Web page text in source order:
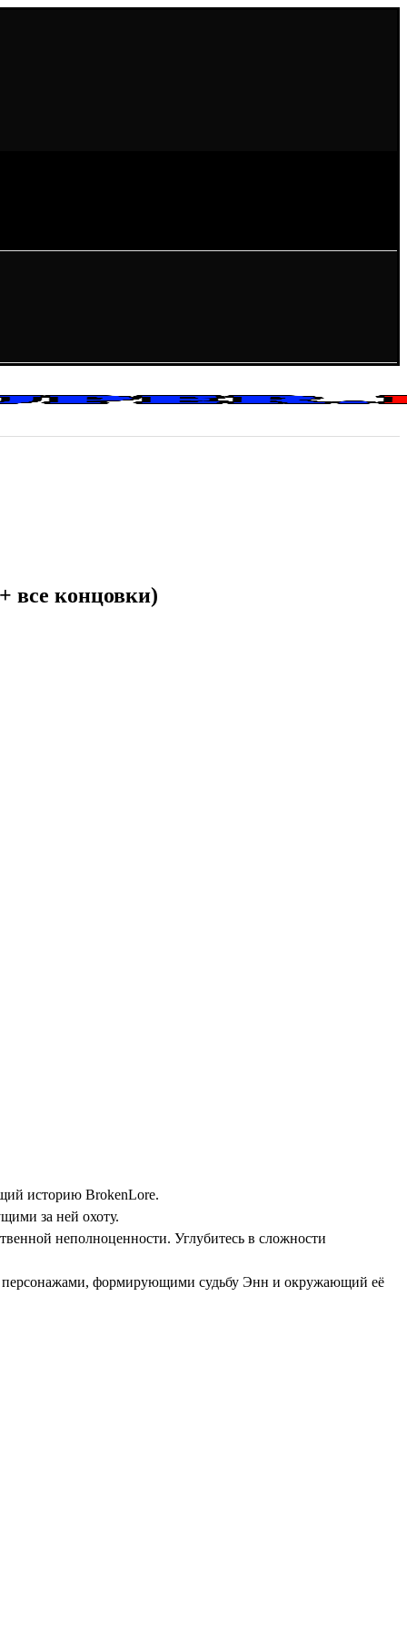
все концовки)
историю BrokenLore.
за ней охоту.
неполноценности. Углубитесь в сложности
персонажами, формирующими судьбу Энн и окружающий её